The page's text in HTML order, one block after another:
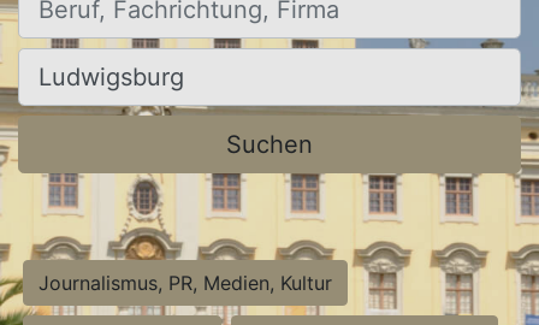
Ort, Stadt
Suchen
Journalismus, PR, Medien, Kultur